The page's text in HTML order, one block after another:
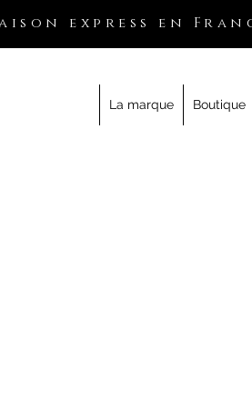
express en
La marque Boutique